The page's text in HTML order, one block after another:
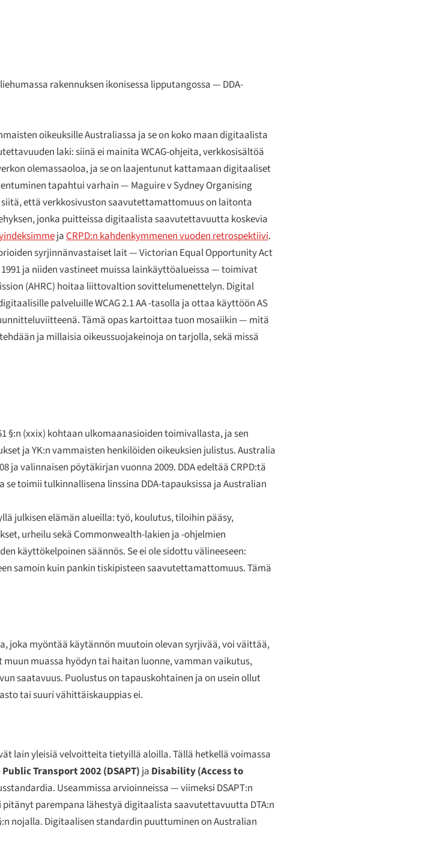
rakennuksen ikonisessa lipputangossa — DDA-
oikeuksille Australiassa ja se on koko maan digitaalista
laki: siinä ei mainita WCAG-ohjeita, verkkosisältöä
olemassaoloa, ja se on laajentunut kattamaan digitaaliset
tapahtui varhain — Maguire v Sydney Organising
että verkkosivuston saavutettamattomuus on laitonta
jonka puitteissa digitaalista saavutettavuutta koskevia
jaCRPD:n kahdenkymmenen vuoden retrospektiivi.
syrjinnänvastaiset lait — Victorian Equal Opportunity Act
ja niiden vastineet muissa lainkäyttöalueissa — toimivat
(AHRC) hoitaa liittovaltion sovittelumenettelyn. Digital
palveluille WCAG 2.1 AA -tasolla ja ottaa käyttöön AS
Tämä opas kartoittaa tuon mosaiikin — mitä
ja millaisia oikeussuojakeinoja on tarjolla, sekä missä
§:n (xxix) kohtaan ulkomaanasioiden toimivallasta, ja sen
ja YK:n vammaisten henkilöiden oikeuksien julistus. Australia
ja valinnaisen pöytäkirjan vuonna 2009. DDA edeltää CRPD:tä
toimii tulkinnallisena linssina DDA-tapauksissa ja Australian
julkisen elämän alueilla: työ, koulutus, tiloihin pääsy,
urheilu sekä Commonwealth-lakien ja -ohjelmien
käyttökelpoinen säännös. Se ei ole sidottu välineeseen:
samoin kuin pankin tiskipisteen saavutettamattomuus. Tämä
joka myöntää käytännön muutoin olevan syrjivää, voi väittää,
muassa hyödyn tai haitan luonne, vamman vaikutus,
saatavuus. Puolustus on tapauskohtainen ja on usein ollut
tai suuri vähittäiskauppias ei.
lain yleisiä velvoitteita tietyillä aloilla. Tällä hetkellä voimassa
Transport 2002 (DSAPT) ja Disability (Access to
Useammissa arvioinneissa — viimeksi DSAPT:n
parempana lähestyä digitaalista saavutettavuutta DTA:n
nojalla. Digitaalisen standardin puuttuminen on Australian